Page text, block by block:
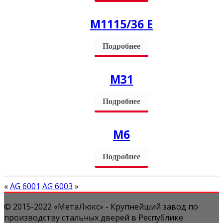
М1115/36 Е
Подробнее
M31
Подробнее
М6
Подробнее
«AG 6001 AG 6003 »
© 2015-2022 «МетаЛюкс» - Крупнейший завод по
производству стальных дверей в Республике